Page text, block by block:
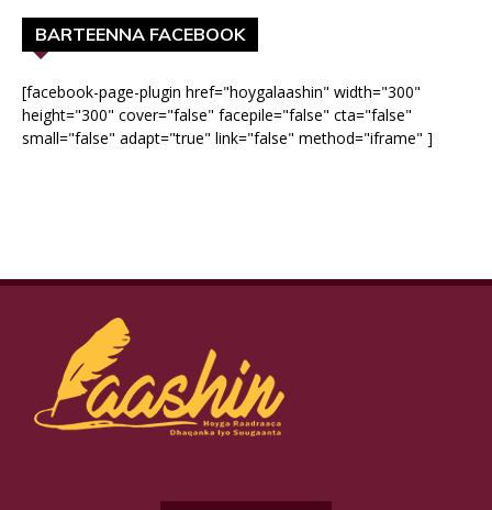
BARTEENNA FACEBOOK
[facebook-page-plugin href="hoygalaashin" width="300"
height="300" cover="false" facepile="false" cta="false"
small="false" adapt="true" link="false" method="iframe" ]